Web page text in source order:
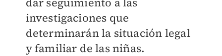
investigaciones que
determinarán la situación legal
y familiar de las niñas.